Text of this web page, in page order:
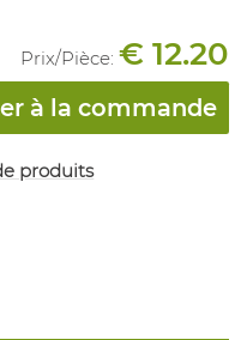
Prix/Pièce: € 12.20
à la commande
produits